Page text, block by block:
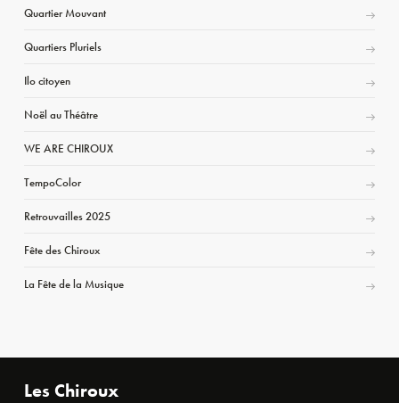
Quartier Mouvant
Quartiers Pluriels
Ilo citoyen
Noël au Théâtre
WE ARE CHIROUX
TempoColor
Retrouvailles 2025
Fête des Chiroux
La Fête de la Musique
Les Chiroux